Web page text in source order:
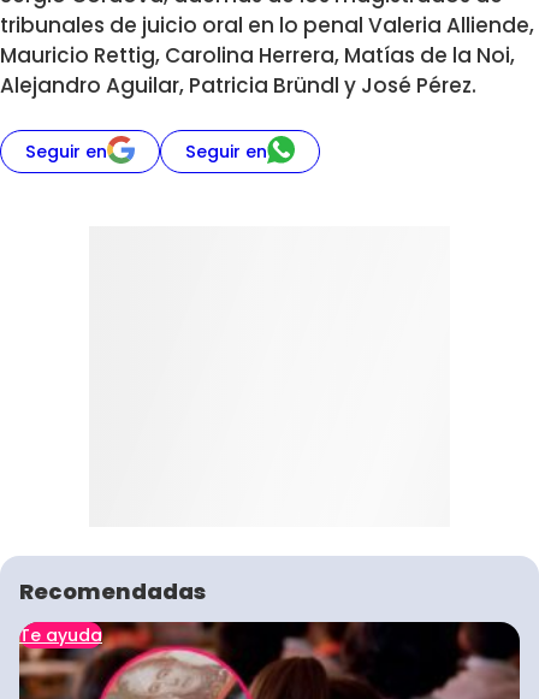
tribunales de juicio oral en lo penal Valeria Alliende,
Mauricio Rettig, Carolina Herrera, Matías de la Noi,
Alejandro Aguilar, Patricia Bründl y José Pérez.
Seguir en Seguir en
Recomendadas
Te ayuda